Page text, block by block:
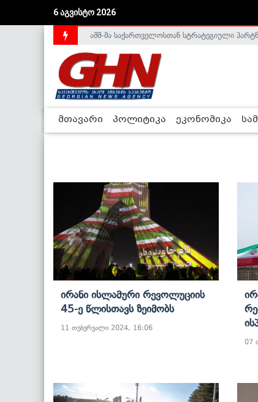
6 აგვისტო 2026
საქართველოს დე-ფაქტო მთავრობა
აშშ-მა საქართველოსთან სტრატეგიული
მთავარი პოლიტიკა ეკონომიკა
Ირანი Ისლამური Რევოლუციის
45-Ე Წლისთავს Ზეიმობს
11 თებერვალი 2024, 16:06
07